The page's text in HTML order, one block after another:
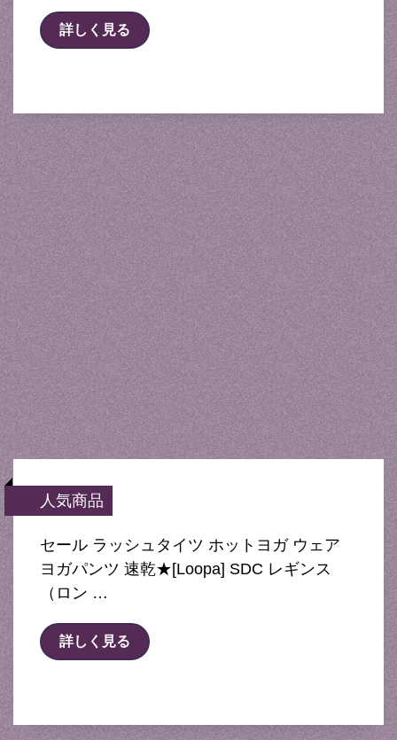
詳しく見る
人気商品
セール ラッシュタイツ ホットヨガ ウェア
ヨガパンツ 速乾★[Loopa] SDC レギンス
（ロン …
詳しく見る